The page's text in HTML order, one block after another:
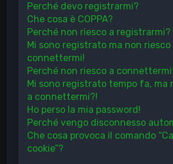
Perché devo registrarmi?
Che cosa è COPPA?
Perché non riesco a registrarmi?
Mi sono registrato ma non riesco
connettermi!
Perché non riesco a
Mi sono registrato tempo fa, ma
a connettermi?!
Ho perso la mia password!
Perché vengo disconnesso
Che cosa provoca il comando
cookie”?